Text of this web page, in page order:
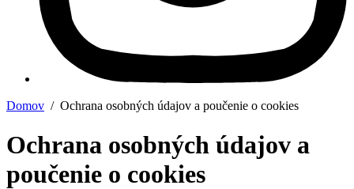
Domov / Ochrana osobných údajov a poučenie o cookies
Ochrana osobných údajov a
poučenie o cookies